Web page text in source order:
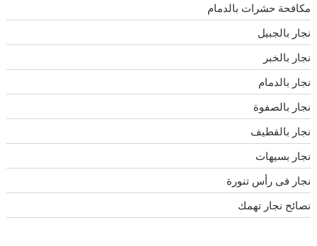
مكافحة حشرات بالدمام
نجار بالجبيل
نجار بالخبر
نجار بالدمام
نجار بالصفوة
نجار بالقطيف
نجار بسيهات
نجار فى رأس تنورة
نصائح نجار تهمك